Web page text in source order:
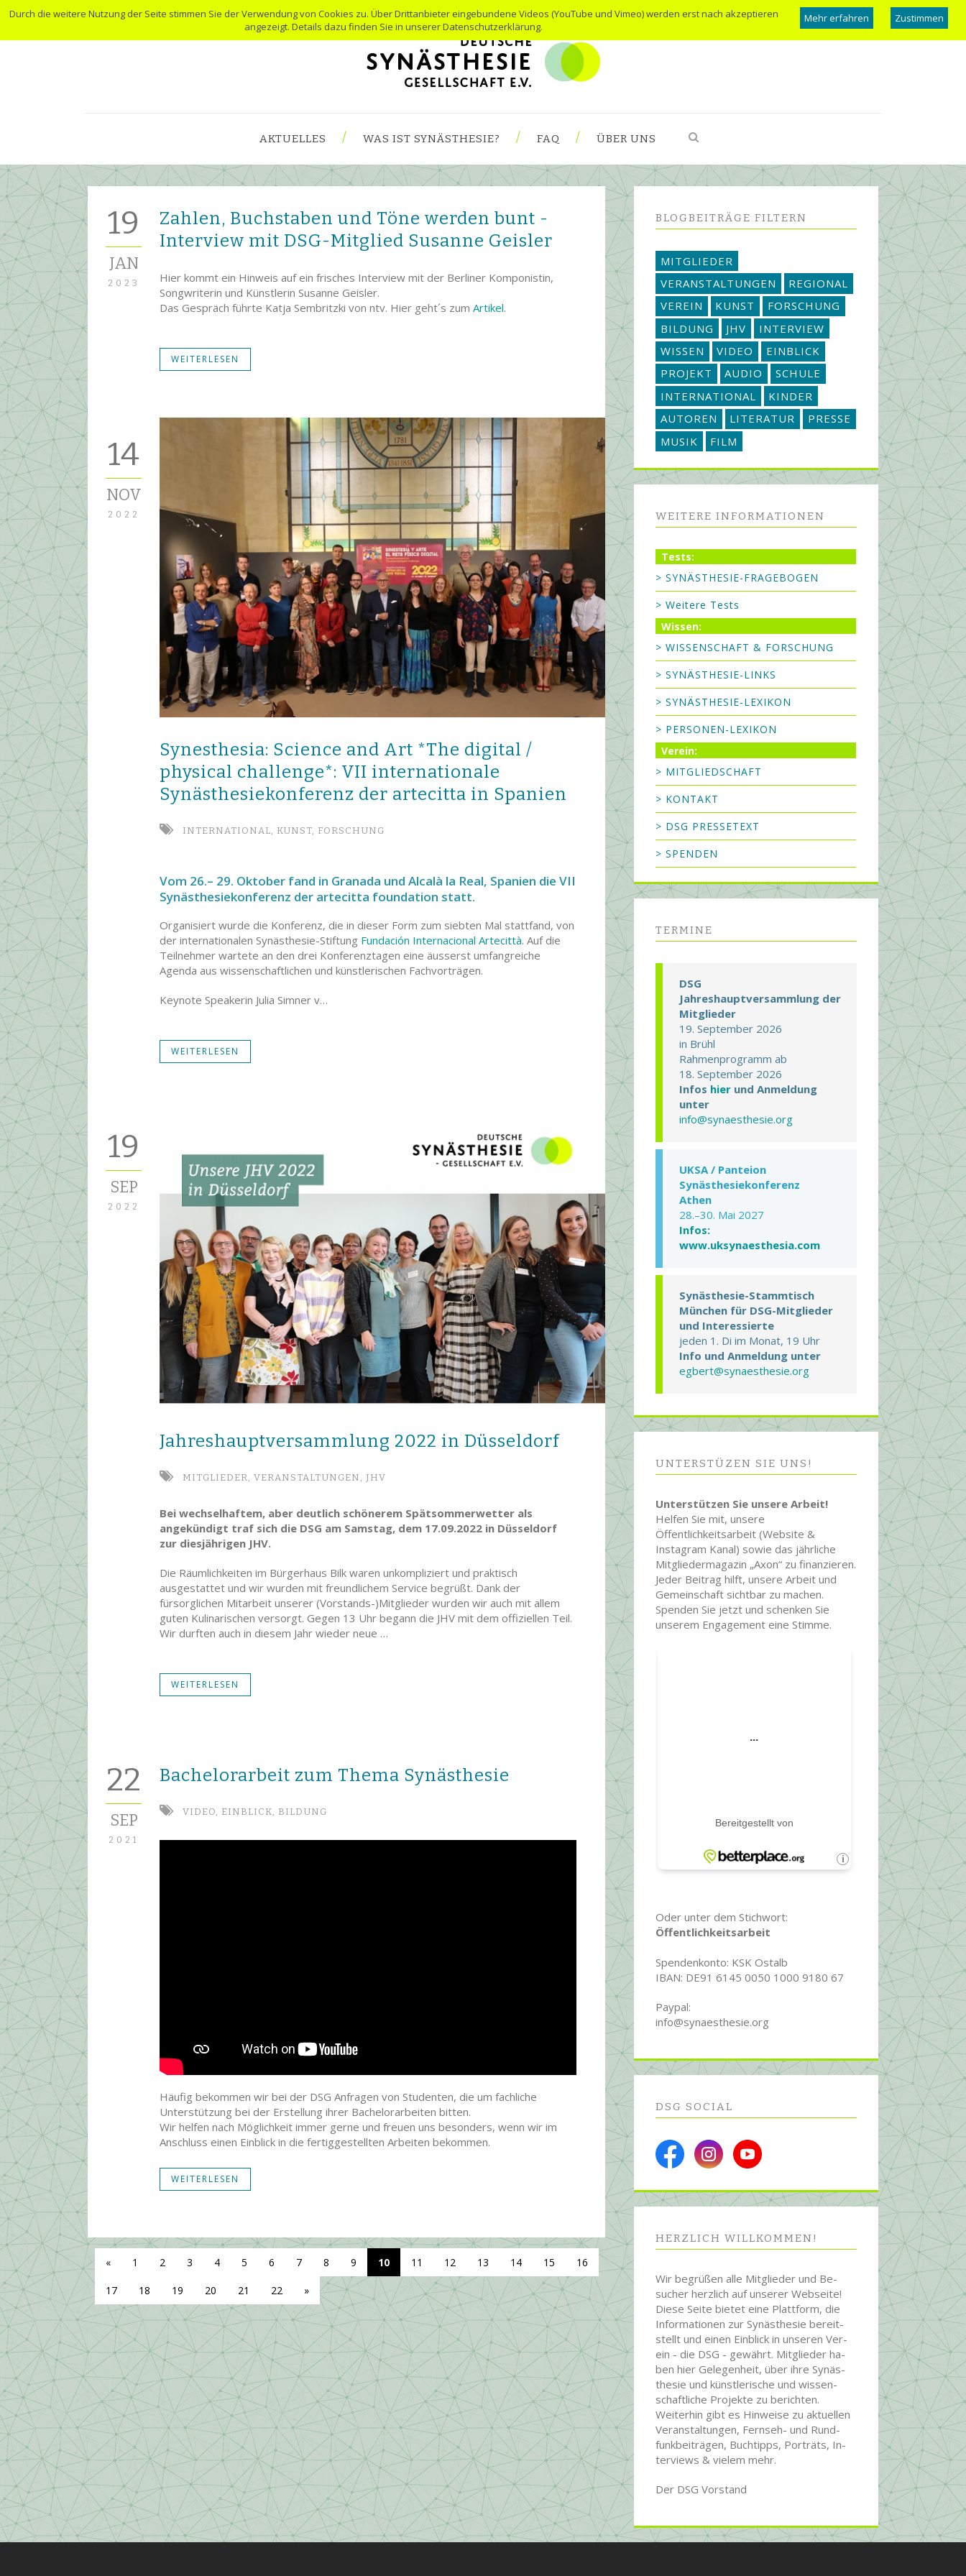
AKTUELLES WAS IST SYNÄSTHESIE? FAQ ÜBER UNS
19
JAN
2023
Zahlen, Buchstaben und Töne werden bunt -
Interview mit DSG-Mitglied Susanne Geisler
Hier kommt ein Hinweis auf ein frisches Interview mit der Berliner Komponistin,
Songwriterin und Künstlerin Susanne Geisler.
Das Gespräch führte Katja Sembritzki von ntv. Hier geht´s zum Artikel.
WEITERLESEN
14
NOV
2022
Synesthesia: Science and Art *The digital /
physical challenge*: VII internationale
Synästhesiekonferenz der artecitta in Spanien
INTERNATIONAL, KUNST, FORSCHUNG
Vom 26.– 29. Oktober fand in Granada und Alcalà la Real, Spanien die VII
Synästhesiekonferenz der artecitta foundation statt.
Organisiert wurde die Konferenz, die in dieser Form zum siebten Mal stattfand, von
der internationalen Synästhesie-Stiftung Fundación Internacional Artecittà. Auf die
Teilnehmer wartete an den drei Konferenztagen eine äusserst umfangreiche
Agenda aus wissenschaftlichen und künstlerischen Fachvorträgen.
Keynote Speakerin Julia Simner v…
WEITERLESEN
19
SEP
2022
Jahres­haupt­ver­samm­lung 2022 in Düsseldorf
MITGLIEDER, VERANSTALTUNGEN, JHV
Bei wechselhaftem, aber deutlich schönerem Spätsommerwetter als
angekündigt traf sich die DSG am Samstag, dem 17.09.2022 in Düsseldorf
zur diesjährigen JHV.
Die Räumlichkeiten im Bürgerhaus Bilk waren unkompliziert und praktisch
ausgestattet und wir wurden mit freundlichem Service begrüßt. Dank der
fürsorglichen Mitarbeit unserer (Vorstands-)Mitglieder wurden wir auch mit allem
guten Kulinarischen versorgt. Gegen 13 Uhr begann die JHV mit dem offiziellen Teil.
Wir durften auch in diesem Jahr wieder neue …
WEITERLESEN
22
SEP
2021
Bachelorarbeit zum Thema Synästhesie
VIDEO, EINBLICK, BILDUNG
Häufig bekommen wir bei der DSG Anfragen von Studenten, die um fachliche
Unterstützung bei der Erstellung ihrer Bachelorarbeiten bitten.
Wir helfen nach Möglichkeit immer gerne und freuen uns besonders, wenn wir im
Anschluss einen Einblick in die fertiggestellten Arbeiten bekommen.
WEITERLESEN
« 1 2 3 4 5 6 7 8 9 10 11 12 13 14 15 16
17 18 19 20 21 22 »
BLOGBEITRÄGE FILTERN
MITGLIEDER
VERANSTALTUNGEN
REGIONAL
VEREIN
KUNST
FORSCHUNG
BILDUNG
JHV
INTERVIEW
WISSEN
VIDEO
EINBLICK
PROJEKT
AUDIO
SCHULE
INTERNATIONAL
KINDER
AUTOREN
LITERATUR
PRESSE
MUSIK
FILM
WEITERE INFORMATIONEN
Tests:
> SYNÄSTHESIE-FRAGEBOGEN
> Weitere Tests
Wissen:
> WISSENSCHAFT & FORSCHUNG
> SYNÄSTHESIE-LINKS
> SYNÄSTHESIE-LEXIKON
> PERSONEN-LEXIKON
Verein:
> MITGLIEDSCHAFT
> KONTAKT
> DSG PRESSETEXT
> SPENDEN
TERMINE
DSG
Jahreshauptversammlung der
Mitglieder
19. September 2026
in Brühl
Rahmenprogramm ab
18. September 2026
Infos hier und Anmeldung
unter
info@synaesthesie.org
UKSA / Panteion
Synästhesiekonferenz
Athen
28.–30. Mai 2027
Infos:
www.uksynaesthesia.com
Synästhesie-Stammtisch
München für DSG-Mitglieder
und Interessierte
jeden 1. Di im Monat, 19 Uhr
Info und Anmeldung unter
egbert@synaesthesie.org
UNTERSTÜZEN SIE UNS!
Unterstützen Sie unsere Arbeit!
Helfen Sie mit, unsere
Öffentlichkeitsarbeit (Website &
Instagram Kanal) sowie das jährliche
Mitgliedermagazin „Axon“ zu finanzieren.
Jeder Beitrag hilft, unsere Arbeit und
Gemeinschaft sichtbar zu machen.
Spenden Sie jetzt und schenken Sie
unserem Engagement eine Stimme.
Oder unter dem Stichwort:
Öffentlichkeitsarbeit
Spendenkonto: KSK Ostalb
IBAN: DE91 6145 0050 1000 9180 67
Paypal:
info@synaesthesie.org
DSG SOCIAL
HERZLICH WILL­KOMMEN!
Wir begrüßen alle Mit­glie­der und Be­
sucher herz­lich auf unserer Web­seite!
Diese Seite bietet eine Platt­form, die
Infor­ma­tionen zur Syn­äs­the­sie be­reit­
stellt und einen Ein­blick in unseren Ver­
ein - die DSG - ge­währt. Mit­glie­der ha­
ben hier Ge­le­gen­heit, über ihre Syn­äs­
the­sie und künst­le­rische und wissen­
schaft­liche Pro­jekte zu be­rich­ten.
Wei­ter­hin gibt es Hin­wei­se zu ak­tu­ellen
Ver­an­stal­tun­gen, Fern­seh- und Rund­
funk­bei­trägen, Buch­tipps, Por­träts, In­
ter­views & vielem mehr.
Der DSG Vorstand
Durch die weitere Nutzung der Seite stimmen Sie der Verwendung von Cookies zu. Über Drittanbieter eingebundene Videos (YouTube und Vimeo) werden erst nach akzeptieren
angezeigt. Details dazu finden Sie in unserer Datenschutzerklärung.
Mehr erfahren Zustimmen